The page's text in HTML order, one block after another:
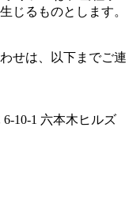
じるものとします。
せは、以下までご連
10-1 六本木ヒルズ